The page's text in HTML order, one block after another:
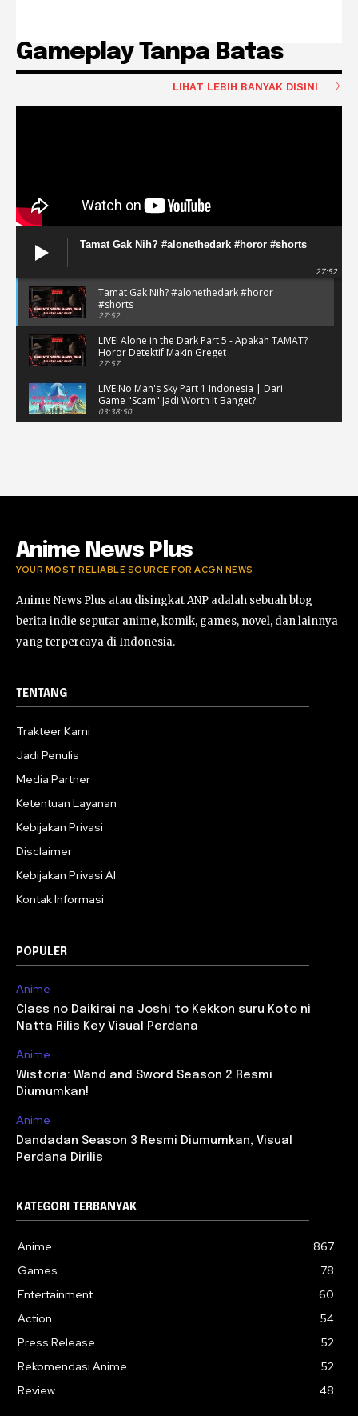
Gameplay Tanpa Batas
LIHAT LEBIH BANYAK DISINI
Tamat Gak Nih? #alonethedark #horor #shorts
27:52
Tamat Gak Nih? #alonethedark #horor
#shorts
27:52
LIVE! Alone in the Dark Part 5 - Apakah TAMAT?
Horor Detektif Makin Greget
27:57
LIVE No Man's Sky Part 1 Indonesia | Dari
Game "Scam" Jadi Worth It Banget?
03:38:50
#gaming #horor
Anime News Plus
YOUR MOST RELIABLE SOURCE FOR ACGN NEWS
Anime News Plus atau disingkat ANP adalah sebuah blog
berita indie seputar anime, komik, games, novel, dan lainnya
yang terpercaya di Indonesia.
TENTANG
Trakteer Kami
Jadi Penulis
Media Partner
Ketentuan Layanan
Kebijakan Privasi
Disclaimer
Kebijakan Privasi AI
Kontak Informasi
POPULER
Anime
Class no Daikirai na Joshi to Kekkon suru Koto ni
Natta Rilis Key Visual Perdana
Anime
Wistoria: Wand and Sword Season 2 Resmi
Diumumkan!
Anime
Dandadan Season 3 Resmi Diumumkan, Visual
Perdana Dirilis
KATEGORI TERBANYAK
Anime
867
Games
78
Entertainment
60
Action
54
Press Release
52
Rekomendasi Anime
52
Review
48